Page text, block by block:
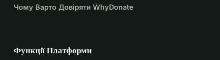
Чому Варто Довіряти WhyDonate
Функції Платформи